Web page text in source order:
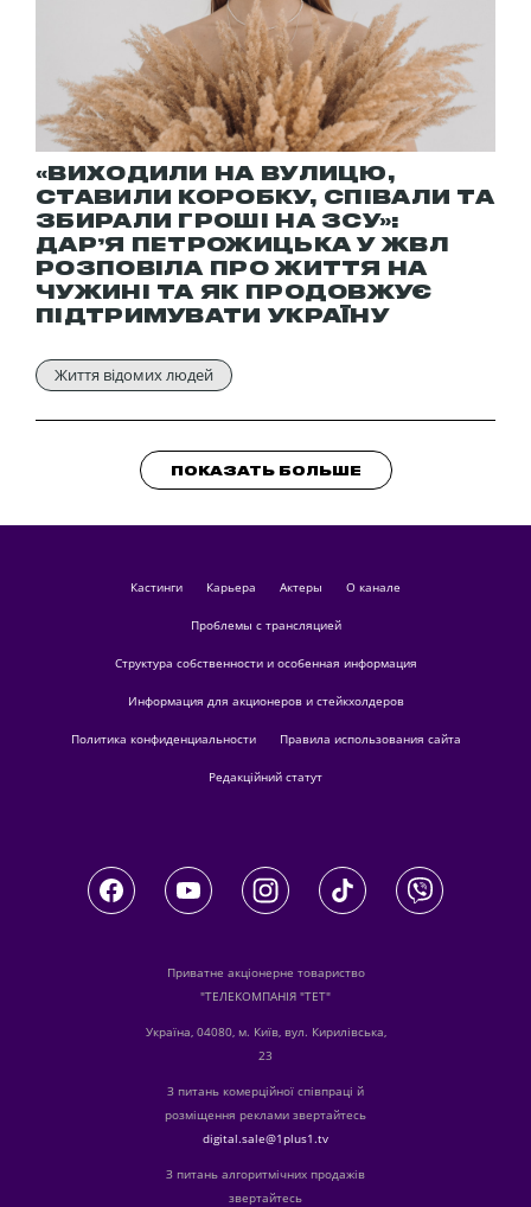
«ВИХОДИЛИ НА ВУЛИЦЮ,
СТАВИЛИ КОРОБКУ, СПІВАЛИ ТА
ЗБИРАЛИ ГРОШІ НА ЗСУ»:
ДАРʼЯ ПЕТРОЖИЦЬКА У ЖВЛ
РОЗПОВІЛА ПРО ЖИТТЯ НА
ЧУЖИНІ ТА ЯК ПРОДОВЖУЄ
ПІДТРИМУВАТИ УКРАЇНУ
Життя відомих людей
ПОКАЗАТЬ БОЛЬШЕ
кастинги Карьера актеры О канале
Проблемы с трансляцией
Структура собственности и особенная информация
Информация для акционеров и стейкхолдеров
Политика конфиденциальности Правила использования сайта
Редакційний статут
Приватне акціонерне товариство
"ТЕЛЕКОМПАНІЯ "ТЕТ"
Україна, 04080, м. Київ, вул. Кирилівська,
23
З питань комерційної співпраці й
розміщення реклами звертайтесь
digital.sale@1plus1.tv
З питань алгоритмічних продажів
звертайтесь